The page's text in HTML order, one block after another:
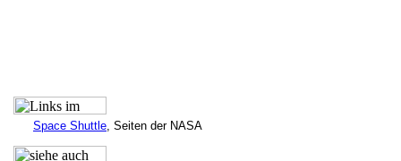
Space Shuttle, Seiten der NASA